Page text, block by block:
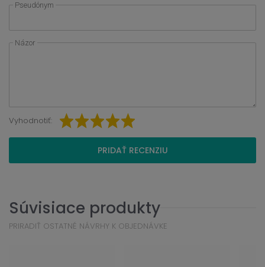
Pseudónym
Názor
Vyhodnotiť:
PRIDAŤ RECENZIU
Súvisiace produkty
PRIRADIŤ OSTATNÉ NÁVRHY K OBJEDNÁVKE